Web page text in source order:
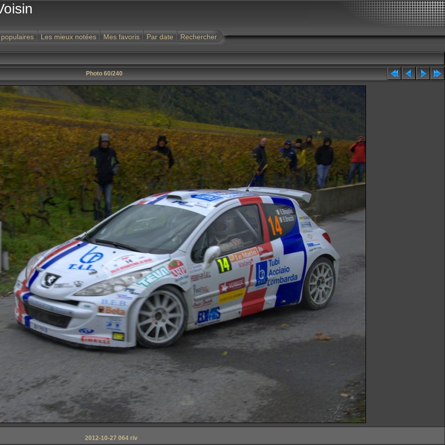
Les mieux notées Mes favoris Par date Rechercher
Photo 60/240
2012-10-27 064 riv